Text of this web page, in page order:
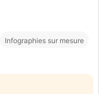
Infographies sur mesure